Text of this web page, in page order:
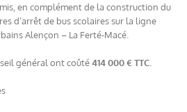
en complément de la construction du
d’arrêt de bus scolaires sur la ligne
Alençon – La Ferté-Macé.
général ont coûté414 000 € TTC.